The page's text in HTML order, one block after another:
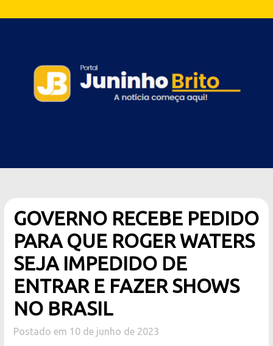
GOVERNO RECEBE PEDIDO
PARA QUE ROGER WATERS
SEJA IMPEDIDO DE
ENTRAR E FAZER SHOWS
NO BRASIL
Postado em 10 de junho de 2023